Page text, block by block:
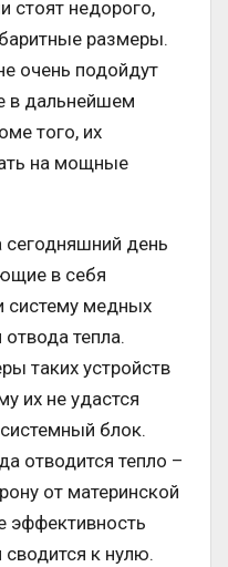
стоят недорого,
размеры.
очень подойдут
в дальнейшем
того, их
на мощные
день
в себя
систему медных
тепла.
таких устройств
их не удастся
блок.
отводится тепло –
от материнской
эффективность
к нулю.